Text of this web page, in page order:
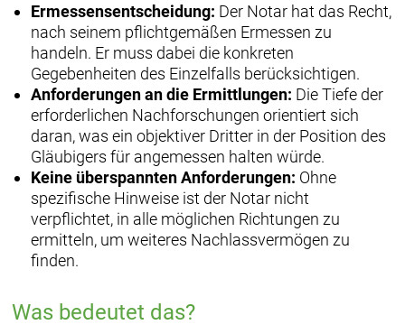
Ermessensentscheidung: Der Notar hat das Recht,
nach seinem pflichtgemäßen Ermessen zu
handeln. Er muss dabei die konkreten
Gegebenheiten des Einzelfalls berücksichtigen.
Anforderungen an die Ermittlungen: Die Tiefe der
erforderlichen Nachforschungen orientiert sich
daran, was ein objektiver Dritter in der Position des
Gläubigers für angemessen halten würde.
Keine überspannten Anforderungen: Ohne
spezifische Hinweise ist der Notar nicht
verpflichtet, in alle möglichen Richtungen zu
ermitteln, um weiteres Nachlassvermögen zu
finden.
Was bedeutet das?